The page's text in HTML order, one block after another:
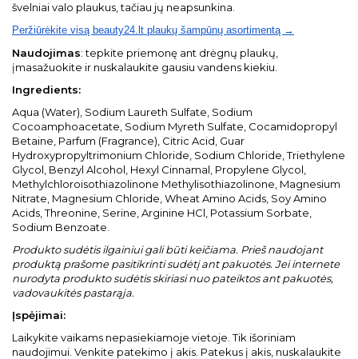
švelniai valo plaukus, tačiau jų neapsunkina.
Peržiūrėkite visą beauty24.lt plaukų šampūnų asortimentą →
Naudojimas: tepkite priemonę ant drėgnų plaukų,
įmasažuokite ir nuskalaukite gausiu vandens kiekiu.
Ingredients:
Aqua (Water), Sodium Laureth Sulfate, Sodium
Cocoamphoacetate, Sodium Myreth Sulfate, Cocamidopropyl
Betaine, Parfum (Fragrance), Citric Acid, Guar
Hydroxypropyltrimonium Chloride, Sodium Chloride, Triethylene
Glycol, Benzyl Alcohol, Hexyl Cinnamal, Propylene Glycol,
Methylchloroisothiazolinone Methylisothiazolinone, Magnesium
Nitrate, Magnesium Chloride, Wheat Amino Acids, Soy Amino
Acids, Threonine, Serine, Arginine HCl, Potassium Sorbate,
Sodium Benzoate.
Produkto sudėtis ilgainiui gali būti keičiama. Prieš naudojant
produktą prašome pasitikrinti sudėtį ant pakuotės. Jei internete
nurodyta produkto sudėtis skiriasi nuo pateiktos ant pakuotės,
vadovaukitės pastarąja.
Įspėjimai:
Laikykite vaikams nepasiekiamoje vietoje. Tik išoriniam
naudojimui. Venkite patekimo į akis. Patekus į akis, nuskalaukite